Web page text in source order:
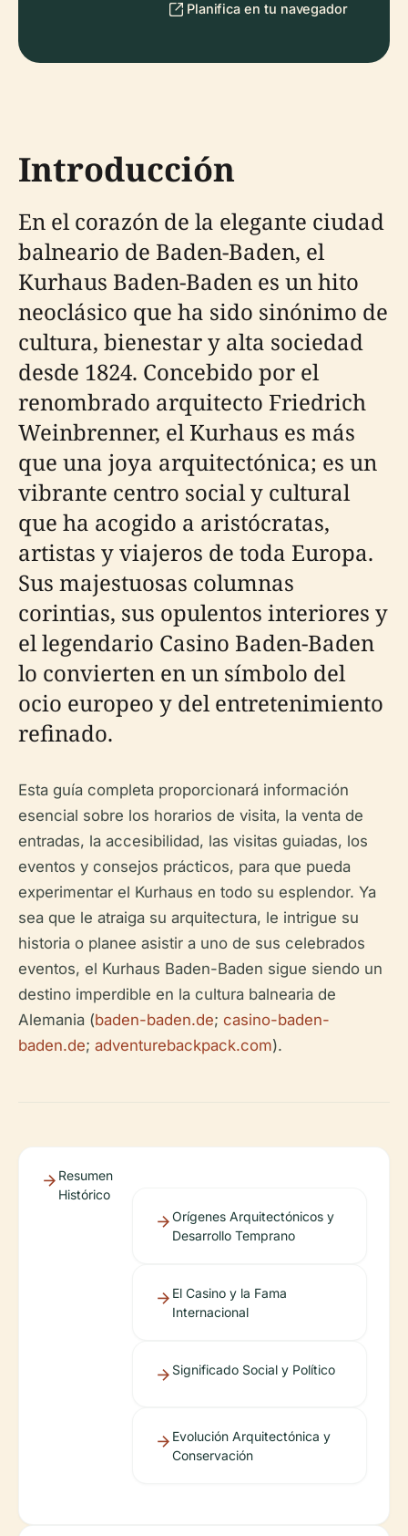
Planifica en tu navegador
Introducción
En el corazón de la elegante ciudad
balneario de Baden-Baden, el
Kurhaus Baden-Baden es un hito
neoclásico que ha sido sinónimo de
cultura, bienestar y alta sociedad
desde 1824. Concebido por el
renombrado arquitecto Friedrich
Weinbrenner, el Kurhaus es más
que una joya arquitectónica; es un
vibrante centro social y cultural
que ha acogido a aristócratas,
artistas y viajeros de toda Europa.
Sus majestuosas columnas
corintias, sus opulentos interiores y
el legendario Casino Baden-Baden
lo convierten en un símbolo del
ocio europeo y del entretenimiento
refinado.
Esta guía completa proporcionará información
esencial sobre los horarios de visita, la venta de
entradas, la accesibilidad, las visitas guiadas, los
eventos y consejos prácticos, para que pueda
experimentar el Kurhaus en todo su esplendor. Ya
sea que le atraiga su arquitectura, le intrigue su
historia o planee asistir a uno de sus celebrados
eventos, el Kurhaus Baden-Baden sigue siendo un
destino imperdible en la cultura balnearia de
Alemania (baden-baden.de; casino-baden-
baden.de; adventurebackpack.com).
Resumen
Histórico
Orígenes Arquitectónicos y
Desarrollo Temprano
El Casino y la Fama
Internacional
Significado Social y Político
Evolución Arquitectónica y
Conservación